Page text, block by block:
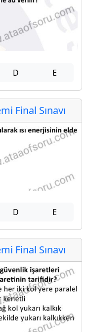
D E
Final Sınavı
D E
Final Sınavı